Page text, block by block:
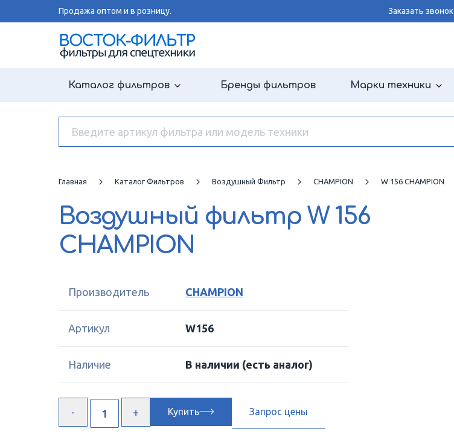
Продажа оптом и в розницу. Заказать звонок
Каталог фильтров Бренды фильтров Марки техники
Главная Каталог Фильтров Воздушный Фильтр CHAMPION W 156 CHAMPION
Воздушный фильтр W 156
CHAMPION
Производитель CHAMPION
Артикул W156
Наличие В наличии (есть аналог)
Купить Запрос цены